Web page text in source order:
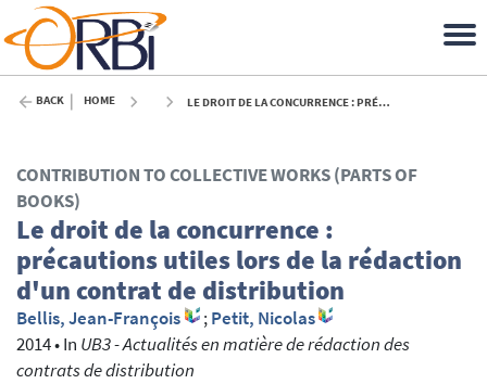
BACK HOME LE DROIT DE LA CONCURRENCE : PRÉCAUTIONS UTILES LORS DE LA RÉDACTION D'UN CONTRAT DE DISTRIBUTION - 2014
CONTRIBUTION TO COLLECTIVE WORKS (PARTS OF
BOOKS)
Le droit de la concurrence :
précautions utiles lors de la rédaction
d'un contrat de distribution
Bellis, Jean-François ;Petit, Nicolas
2014•In UB3 - Actualités en matière de rédaction des
contrats de distribution